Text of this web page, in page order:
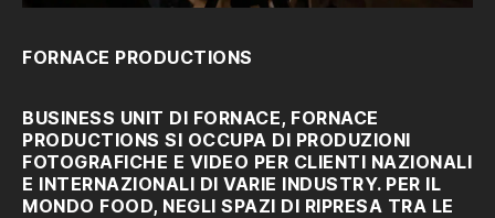
FORNACE PRODUCTIONS
BUSINESS UNIT DI FORNACE, FORNACE
PRODUCTIONS SI OCCUPA DI PRODUZIONI
FOTOGRAFICHE E VIDEO PER CLIENTI NAZIONALI
E INTERNAZIONALI DI VARIE INDUSTRY. PER IL
MONDO FOOD, NEGLI SPAZI DI RIPRESA TRA LE